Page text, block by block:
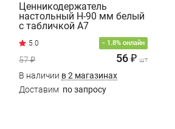
Ценникодержатель
настольный H-90 мм белый
с табличкой А7
− 1.8% онлайн
57 ₽ 56 ₽ шт
В наличии в 2 магазинах
Доставим по запросу